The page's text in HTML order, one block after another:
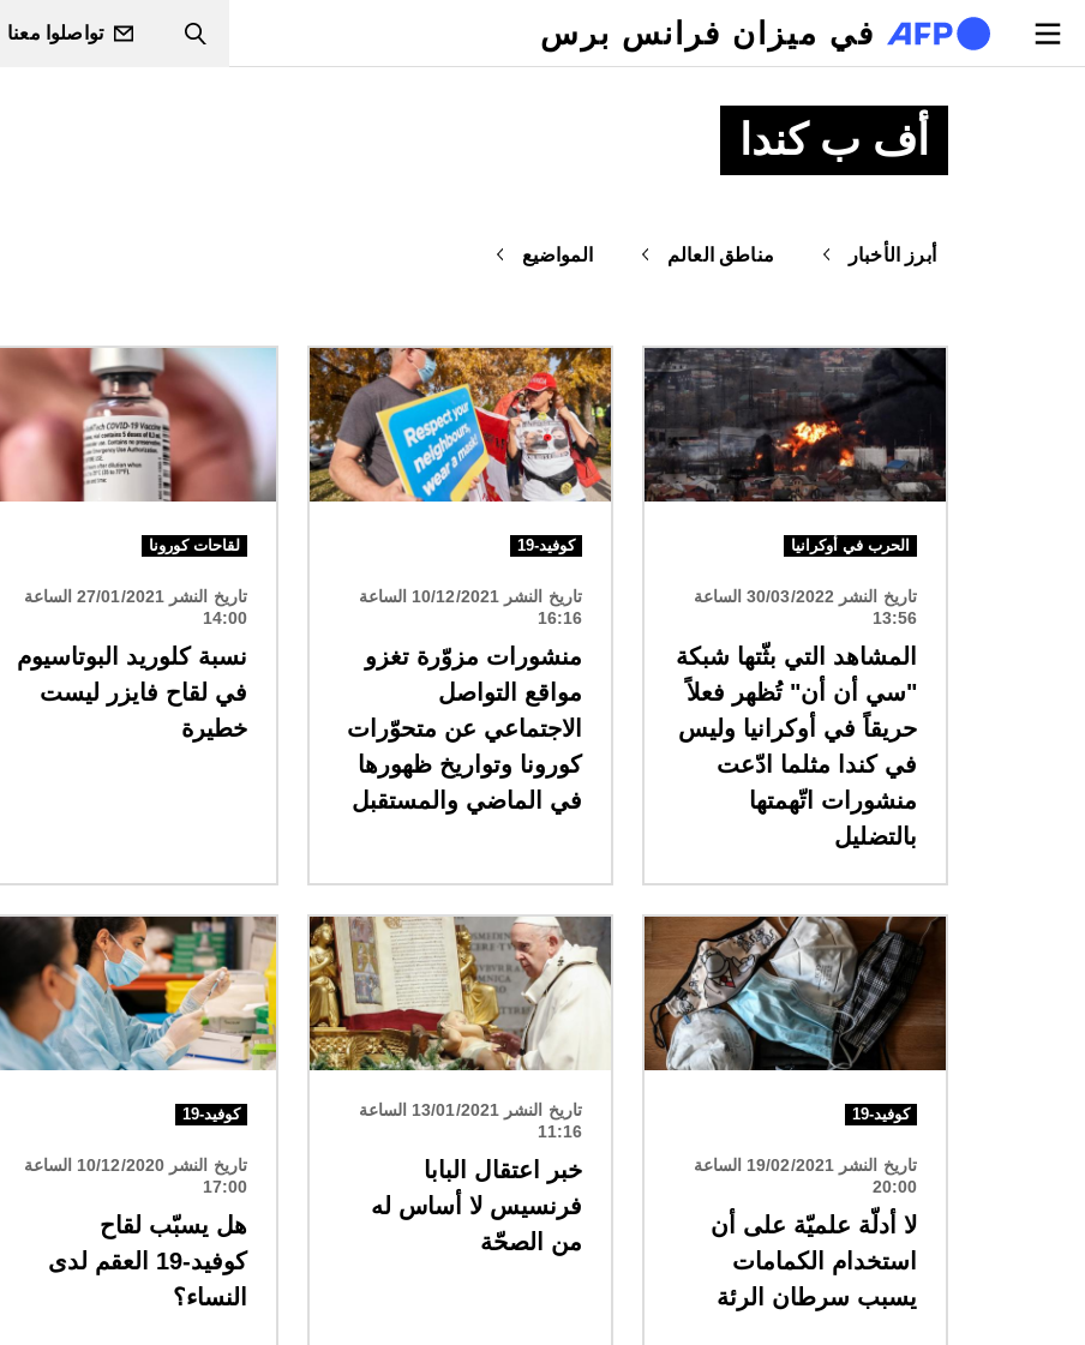
تجاوز إلى المحتوى الرئيسي
في ميزان فرانس برس Search
تواصلوا معنا
أف ب كندا
أبرز الأخبار مناطق العالم المواضيع
الصورة
الحرب في أوكرانيا
تاريخ النشر 30/03/2022 الساعة
13:56
المشاهد التي بثّتها شبكة
"سي أن أن" تُظهر فعلاً
حريقاً في أوكرانيا وليس
في كندا مثلما ادّعت
منشورات اتّهمتها
بالتضليل
الصورة
كوفيد-19
تاريخ النشر 10/12/2021 الساعة
16:16
منشورات مزوّرة تغزو
مواقع التواصل
الاجتماعي عن متحوّرات
كورونا وتواريخ ظهورها
في الماضي والمستقبل
لقاحات كورونا
تاريخ النشر 27/01/2021 الساعة
14:00
نسبة كلوريد البوتاسيوم
في لقاح فايزر ليست
خطيرة
الصورة
كوفيد-19
تاريخ النشر 19/02/2021 الساعة
20:00
لا أدلّة علميّة على أن
استخدام الكمامات
يسبب سرطان الرئة
الصورة
تاريخ النشر 13/01/2021 الساعة
11:16
خبر اعتقال البابا
فرنسيس لا أساس له
من الصحّة
الصورة
كوفيد-19
تاريخ النشر 10/12/2020 الساعة
17:00
هل يسبّب لقاح
كوفيد-19 العقم لدى
النساء؟